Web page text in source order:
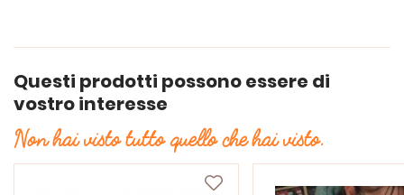
Questi prodotti possono essere di
vostro interesse
Non hai visto tutto quello che hai visto.